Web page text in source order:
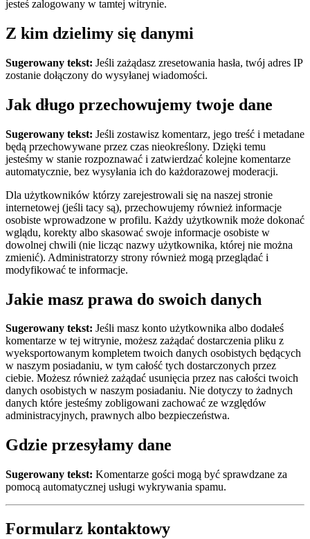
jesteś zalogowany w tamtej witrynie.
Z kim dzielimy się danymi
Sugerowany tekst: Jeśli zażądasz zresetowania hasła, twój adres IP
zostanie dołączony do wysyłanej wiadomości.
Jak długo przechowujemy twoje dane
Sugerowany tekst: Jeśli zostawisz komentarz, jego treść i metadane
będą przechowywane przez czas nieokreślony. Dzięki temu
jesteśmy w stanie rozpoznawać i zatwierdzać kolejne komentarze
automatycznie, bez wysyłania ich do każdorazowej moderacji.
Dla użytkowników którzy zarejestrowali się na naszej stronie
internetowej (jeśli tacy są), przechowujemy również informacje
osobiste wprowadzone w profilu. Każdy użytkownik może dokonać
wglądu, korekty albo skasować swoje informacje osobiste w
dowolnej chwili (nie licząc nazwy użytkownika, której nie można
zmienić). Administratorzy strony również mogą przeglądać i
modyfikować te informacje.
Jakie masz prawa do swoich danych
Sugerowany tekst: Jeśli masz konto użytkownika albo dodałeś
komentarze w tej witrynie, możesz zażądać dostarczenia pliku z
wyeksportowanym kompletem twoich danych osobistych będących
w naszym posiadaniu, w tym całość tych dostarczonych przez
ciebie. Możesz również zażądać usunięcia przez nas całości twoich
danych osobistych w naszym posiadaniu. Nie dotyczy to żadnych
danych które jesteśmy zobligowani zachować ze względów
administracyjnych, prawnych albo bezpieczeństwa.
Gdzie przesyłamy dane
Sugerowany tekst: Komentarze gości mogą być sprawdzane za
pomocą automatycznej usługi wykrywania spamu.
Formularz kontaktowy